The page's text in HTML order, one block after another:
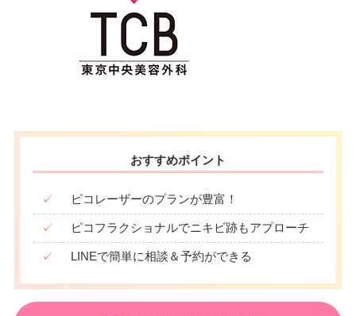
おすすめポイント
✓ ピコレーザーのプランが豊富！
✓ ピコフラクショナルでニキビ跡もアプローチ
✓ LINEで簡単に相談＆予約ができる